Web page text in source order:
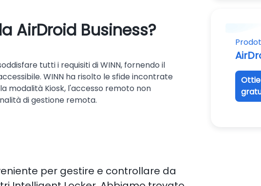
AirDroid Business?
tutti i requisiti di WINN, fornendo il
WINN ha risolto le sfide incontrate
modalità Kiosk, l'accesso remoto non
di gestione remota.
per gestire e controllare da